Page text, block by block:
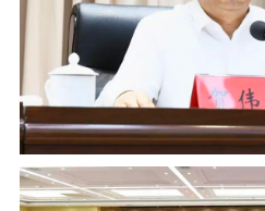
市长信箱 12345热线留言
在线访谈 意见征集
智能问答